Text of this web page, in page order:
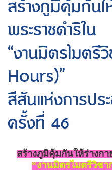
สร้างภูมิคุ้มกันใ
พระราชดำริใน
“งานมิตรไมตรี
Hours)”
สีสันแห่งการปร
ครั้งที่ 46
สร้างภูมิคุ้มกันให้ร่างก
“งานมิตรไมตรีวิชา